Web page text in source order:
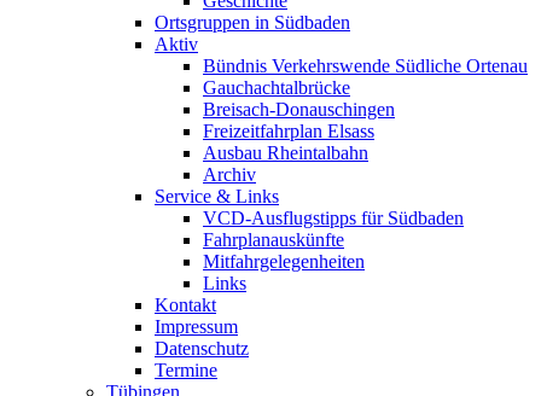
Ortsgruppen in Südbaden
Aktiv
Bündnis Verkehrswende Südliche Ortenau
Gauchachtalbrücke
Breisach-Donauschingen
Freizeitfahrplan Elsass
Ausbau Rheintalbahn
Archiv
Service & Links
VCD-Ausflugstipps für Südbaden
Fahrplanauskünfte
Mitfahrgelegenheiten
Links
Kontakt
Impressum
Datenschutz
Termine
Tübingen